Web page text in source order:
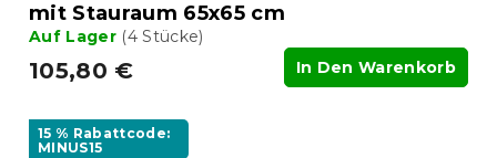
mit Stauraum 65x65 cm
Auf Lager (4 Stücke)
105,80 € In Den Warenkorb
15 % Rabattcode:
MINUS15